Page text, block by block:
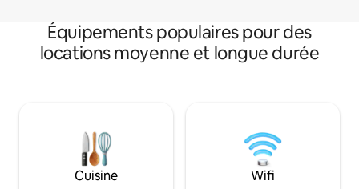
Équipements populaires pour des
locations moyenne et longue durée
Cuisine Wifi